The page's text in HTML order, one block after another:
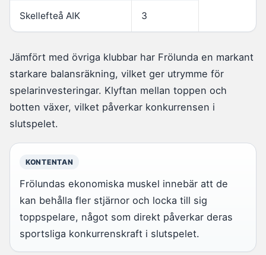
Skellefteå AIK 3
Jämfört med övriga klubbar har Frölunda en markant
starkare balansräkning, vilket ger utrymme för
spelarinvesteringar. Klyftan mellan toppen och
botten växer, vilket påverkar konkurrensen i
slutspelet.
KONTENTAN
Frölundas ekonomiska muskel innebär att de
kan behålla fler stjärnor och locka till sig
toppspelare, något som direkt påverkar deras
sportsliga konkurrenskraft i slutspelet.